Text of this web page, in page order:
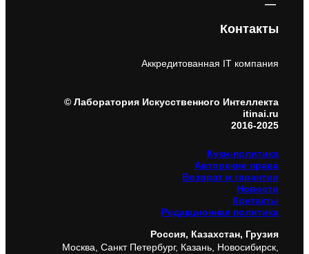
Контакты
Аккредитованная IT компания
© Лаборатория Искусственного Интеллекта
itinai.ru
2016-2025
Куки-политика
Авторские права
Возврат и гарантии
Новости
Контакты
Редакционная политика
Россия, Казахстан, Грузия
Москва, Санкт Петербург, Казань, Новосибирск,